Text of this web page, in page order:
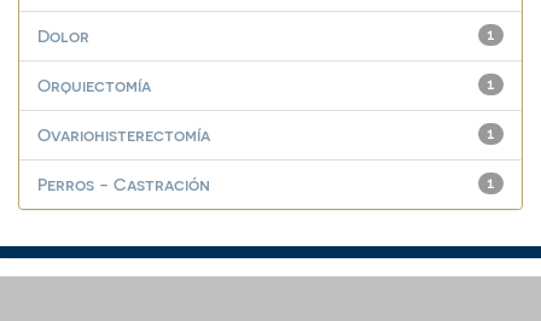
1
Dolor
1
Orquiectomía
1
Ovariohisterectomía
1
Perros - Castración